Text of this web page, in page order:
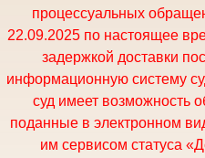
процессуальных
22.09.2025 по настоящее
задержкой доставки
информационную систему
суд имеет возможность
поданные в электронном
им сервисом статуса